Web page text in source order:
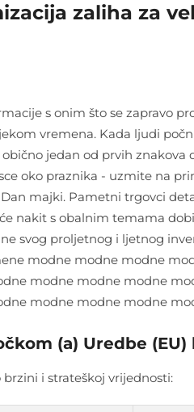
zaliha za
s onim što se zapravo
vremena. Kada ljudi
jedan od prvih znakova
oko praznika - uzmite na
majki. Pametni trgovci
nakit s obalnim temama
svog proljetnog i ljetnog
modne modne modne
modne modne modne
modne modne modne
(a) Uredbe (EU)
i strateškoj vrijednosti: